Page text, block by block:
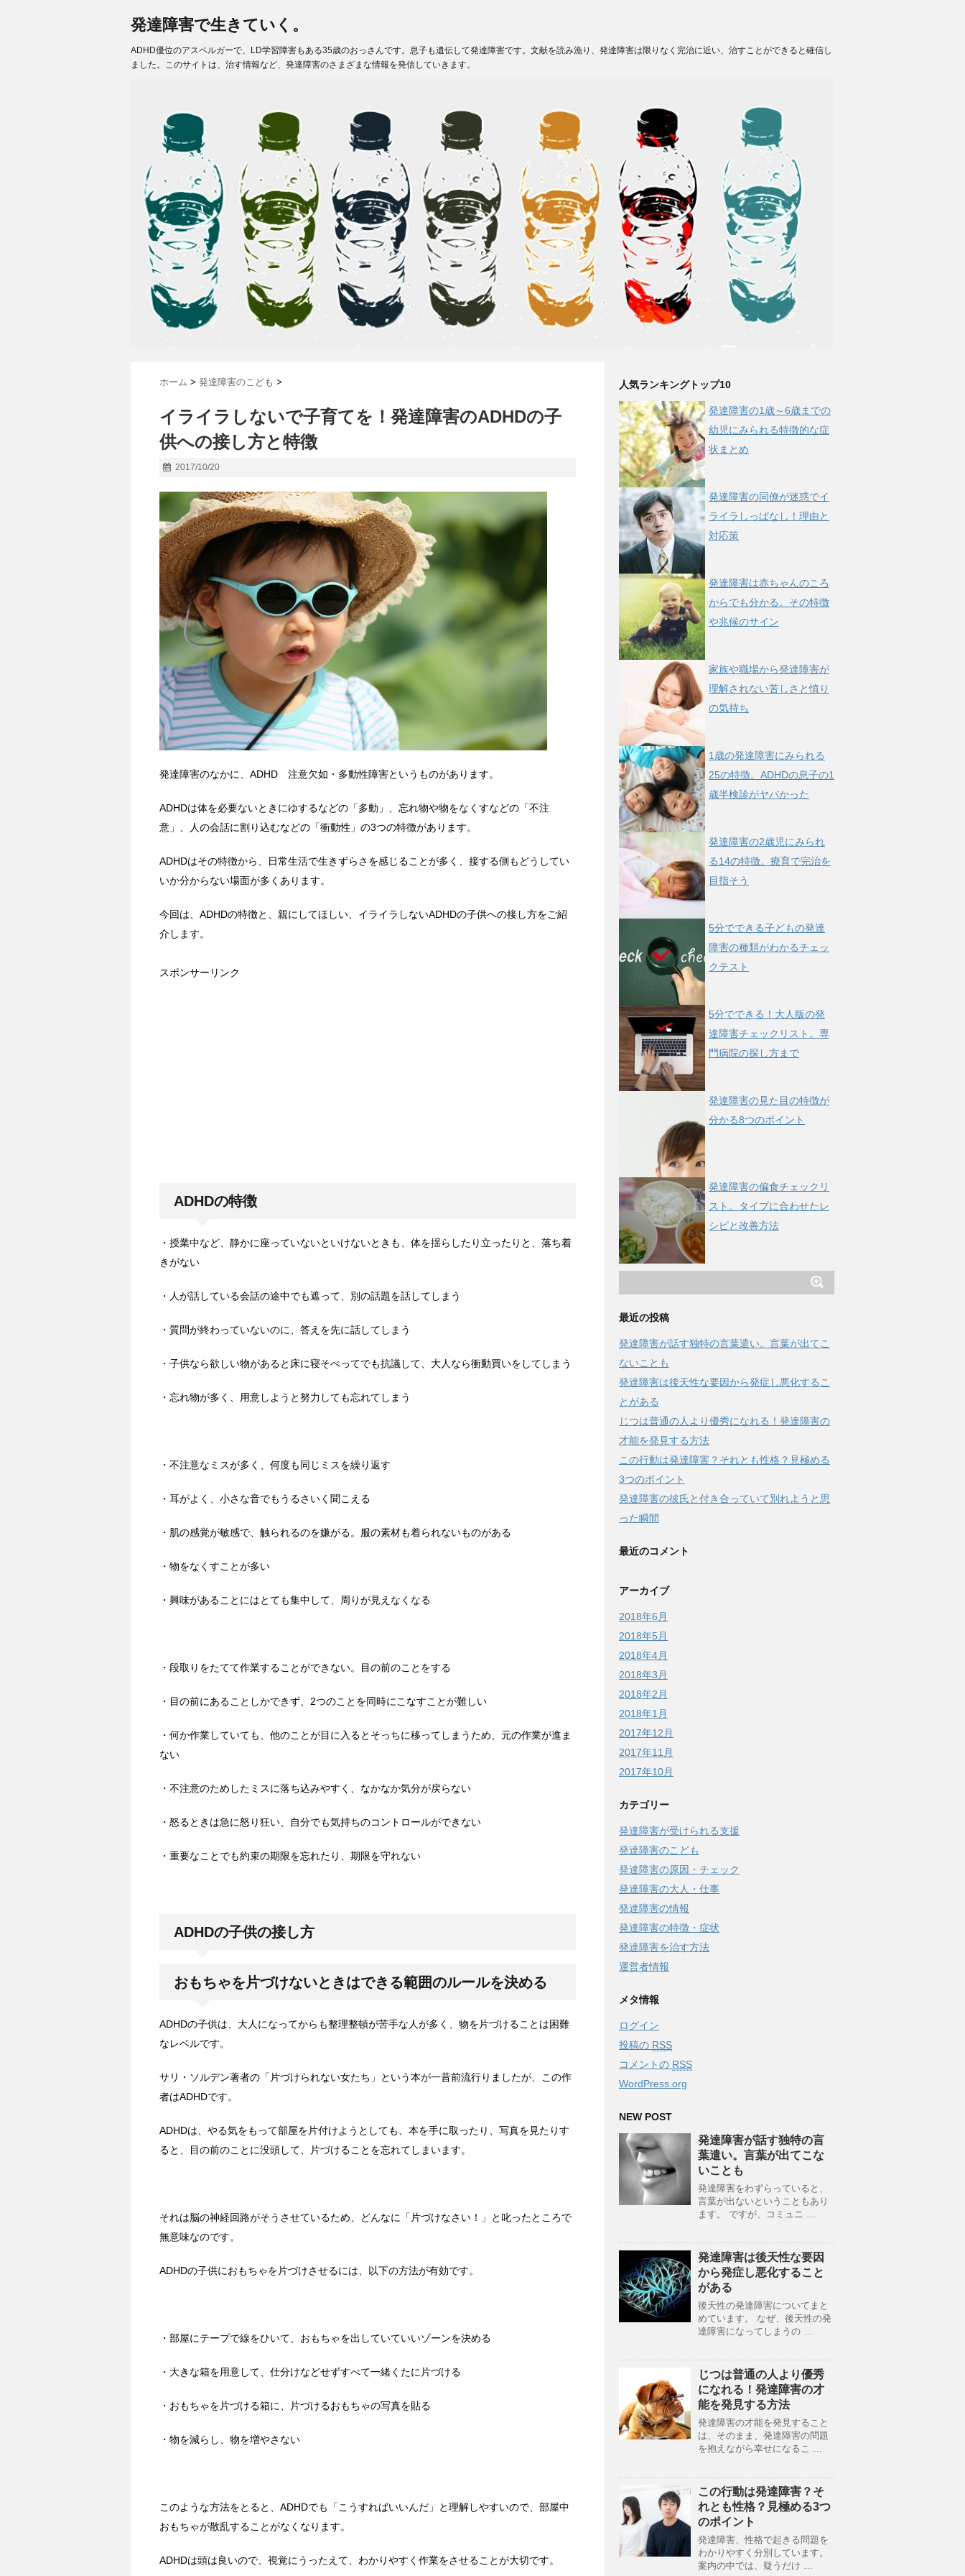
発達障害で生きていく。
ADHD優位のアスペルガーで、LD学習障害もある35歳のおっさんです。息子も遺伝して発達障害です。文献を読み漁り、発達障害は限りなく完治に近い、治すことができると確信し
ました。このサイトは、治す情報など、発達障害のさまざまな情報を発信していきます。
ホーム > 発達障害のこども >
イライラしないで子育てを！発達障害のADHDの子
供への接し方と特徴
2017/10/20
発達障害のなかに、ADHD 注意欠如・多動性障害というものがあります。
ADHDは体を必要ないときにゆするなどの「多動」、忘れ物や物をなくすなどの「不注
意」、人の会話に割り込むなどの「衝動性」の3つの特徴があります。
ADHDはその特徴から、日常生活で生きずらさを感じることが多く、接する側もどうしてい
いか分からない場面が多くあります。
今回は、ADHDの特徴と、親にしてほしい、イライラしないADHDの子供への接し方をご紹
介します。
スポンサーリンク
ADHDの特徴
・授業中など、静かに座っていないといけないときも、体を揺らしたり立ったりと、落ち着
きがない
・人が話している会話の途中でも遮って、別の話題を話してしまう
・質問が終わっていないのに、答えを先に話してしまう
・子供なら欲しい物があると床に寝そべってでも抗議して、大人なら衝動買いをしてしまう
・忘れ物が多く、用意しようと努力しても忘れてしまう
・不注意なミスが多く、何度も同じミスを繰り返す
・耳がよく、小さな音でもうるさいく聞こえる
・肌の感覚が敏感で、触られるのを嫌がる。服の素材も着られないものがある
・物をなくすことが多い
・興味があることにはとても集中して、周りが見えなくなる
・段取りをたてて作業することができない。目の前のことをする
・目の前にあることしかできず、2つのことを同時にこなすことが難しい
・何か作業していても、他のことが目に入るとそっちに移ってしまうため、元の作業が進ま
ない
・不注意のためしたミスに落ち込みやすく、なかなか気分が戻らない
・怒るときは急に怒り狂い、自分でも気持ちのコントロールができない
・重要なことでも約束の期限を忘れたり、期限を守れない
ADHDの子供の接し方
おもちゃを片づけないときはできる範囲のルールを決める
ADHDの子供は、大人になってからも整理整頓が苦手な人が多く、物を片づけることは困難
なレベルです。
サリ・ソルデン著者の「片づけられない女たち」という本が一昔前流行りましたが、この作
者はADHDです。
ADHDは、やる気をもって部屋を片付けようとしても、本を手に取ったり、写真を見たりす
ると、目の前のことに没頭して、片づけることを忘れてしまいます。
それは脳の神経回路がそうさせているため、どんなに「片づけなさい！」と叱ったところで
無意味なのです。
ADHDの子供におもちゃを片づけさせるには、以下の方法が有効です。
・部屋にテープで線をひいて、おもちゃを出していていいゾーンを決める
・大きな箱を用意して、仕分けなどせずすべて一緒くたに片づける
・おもちゃを片づける箱に、片づけるおもちゃの写真を貼る
・物を減らし、物を増やさない
このような方法をとると、ADHDでも「こうすればいいんだ」と理解しやすいので、部屋中
おもちゃが散乱することがなくなります。
ADHDは頭は良いので、視覚にうったえて、わかりやすく作業をさせることが大切です。
人気ランキングトップ10
発達障害の1歳～6歳までの
幼児にみられる特徴的な症
状まとめ
発達障害の同僚が迷惑でイ
ライラしっぱなし！理由と
対応策
発達障害は赤ちゃんのころ
からでも分かる。その特徴
や兆候のサイン
家族や職場から発達障害が
理解されない苦しさと憤り
の気持ち
1歳の発達障害にみられる
25の特徴。ADHDの息子の1
歳半検診がヤバかった
発達障害の2歳児にみられ
る14の特徴。療育で完治を
目指そう
5分でできる子どもの発達
障害の種類がわかるチェッ
クテスト
5分でできる！大人版の発
達障害チェックリスト。専
門病院の探し方まで
発達障害の見た目の特徴が
分かる8つのポイント
発達障害の偏食チェックリ
スト。タイプに合わせたレ
シピと改善方法
最近の投稿
発達障害が話す独特の言葉遣い。言葉が出てこ
ないことも
発達障害は後天性な要因から発症し悪化するこ
とがある
じつは普通の人より優秀になれる！発達障害の
才能を発見する方法
この行動は発達障害？それとも性格？見極める
3つのポイント
発達障害の彼氏と付き合っていて別れようと思
った瞬間
最近のコメント
アーカイブ
2018年6月
2018年5月
2018年4月
2018年3月
2018年2月
2018年1月
2017年12月
2017年11月
2017年10月
カテゴリー
発達障害が受けられる支援
発達障害のこども
発達障害の原因・チェック
発達障害の大人・仕事
発達障害の情報
発達障害の特徴・症状
発達障害を治す方法
運営者情報
メタ情報
ログイン
投稿の RSS
コメントの RSS
WordPress.org
NEW POST
発達障害が話す独特の言
葉遣い。言葉が出てこな
いことも
発達障害をわずらっていると、
言葉が出ないということもあり
ます。 ですが、コミュニ …
発達障害は後天性な要因
から発症し悪化すること
がある
後天性の発達障害についてまと
めています。 なぜ、後天性の発
達障害になってしまうの …
じつは普通の人より優秀
になれる！発達障害の才
能を発見する方法
発達障害の才能を発見すること
は、そのまま、発達障害の問題
を抱えながら幸せになるこ …
この行動は発達障害？そ
れとも性格？見極める3つ
のポイント
発達障害、性格で起きる問題を
わかりやすく分別しています。
案内の中では、疑うだけ …